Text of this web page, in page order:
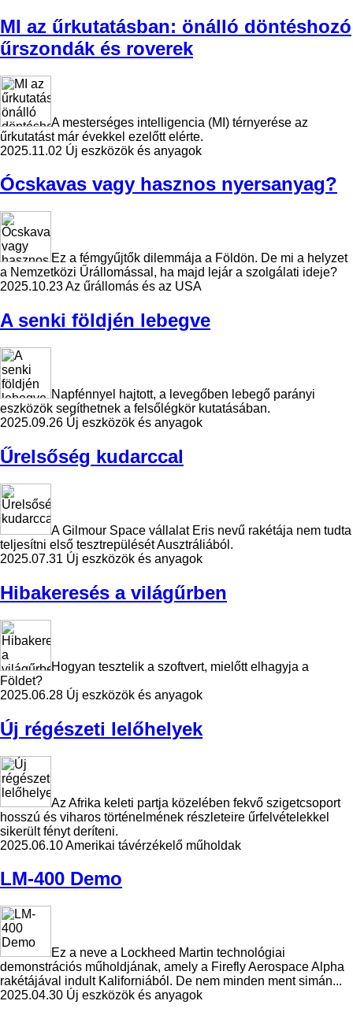
MI az űrkutatásban: önálló döntéshozó
űrszondák és roverek
A mesterséges intelligencia (MI) térnyerése az
űrkutatást már évekkel ezelőtt elérte.
2025.11.02 Új eszközök és anyagok
Ócskavas vagy hasznos nyersanyag?
Ez a fémgyűjtők dilemmája a Földön. De mi a helyzet
a Nemzetközi Űrállomással, ha majd lejár a szolgálati ideje?
2025.10.23Az űrállomás és az USA
A senki földjén lebegve
Napfénnyel hajtott, a levegőben lebegő parányi
eszközök segíthetnek a felsőlégkör kutatásában.
2025.09.26 Új eszközök és anyagok
Űrelsőség kudarccal
A Gilmour Space vállalat Eris nevű rakétája nem tudta
teljesítni első tesztrepülését Ausztráliából.
2025.07.31 Új eszközök és anyagok
Hibakeresés a világűrben
Hogyan tesztelik a szoftvert, mielőtt elhagyja a
Földet?
2025.06.28 Új eszközök és anyagok
Új régészeti lelőhelyek
Az Afrika keleti partja közelében fekvő szigetcsoport
hosszú és viharos történelmének részleteire űrfelvételekkel
sikerült fényt deríteni.
2025.06.10Amerikai távérzékelő műholdak
LM-400 Demo
Ez a neve a Lockheed Martin technológiai
demonstrációs műholdjának, amely a Firefly Aerospace Alpha
rakétájával indult Kaliforniából. De nem minden ment simán...
2025.04.30 Új eszközök és anyagok